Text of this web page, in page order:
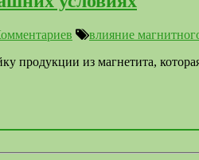
влияние
продукции из магнетита,